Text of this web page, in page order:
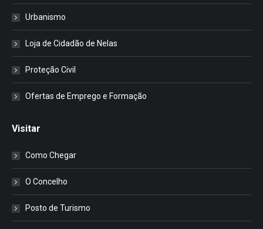
Urbanismo
Loja de Cidadão de Nelas
Proteção Civil
Ofertas de Emprego e Formação
Visitar
Como Chegar
O Concelho
Posto de Turismo